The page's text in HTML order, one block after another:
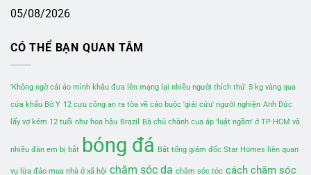
05/08/2026
CÓ THỂ BẠN QUAN TÂM
'Không ngờ cái áo mình khâu đưa lên mạng lại nhiều người thích thú' 5 kg vàng qua
cửa khẩu Bờ Y 12 cựu công an ra tòa về cáo buộc 'giải cứu' người nghiện Anh Đức
lấy vợ kém 12 tuổi như hoa hậu Brazil Bà chủ chành cua áp 'luật ngầm' ở TP HCM và
nhiều đàn em bị bắt bóng đá Bắt tổng giám đốc Star Homes liên quan
vụ lừa đảo mua nhà ở xã hội chăm sóc da chăm sóc tóc cách chăm sóc